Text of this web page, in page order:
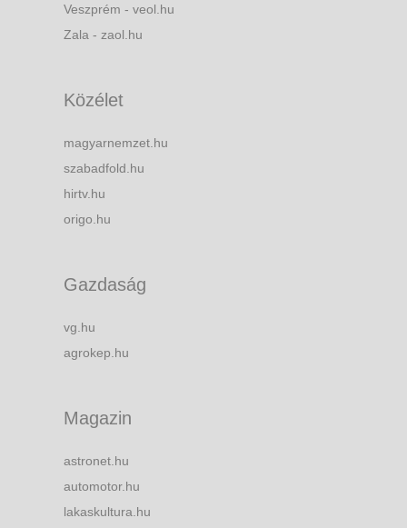
Veszprém - veol.hu
Zala - zaol.hu
Közélet
magyarnemzet.hu
szabadfold.hu
hirtv.hu
origo.hu
Gazdaság
vg.hu
agrokep.hu
Magazin
astronet.hu
automotor.hu
lakaskultura.hu